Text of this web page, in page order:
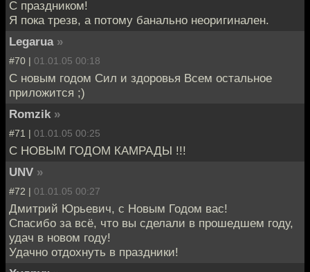
С праздником!
Я пока трезв, а потому банально неоригинален.
Legarua »
#70 | 01.01.05 00:18
С новым годом Сил и здоровья Всем остальное
приложится ;)
Romzik »
#71 | 01.01.05 00:25
С НОВЫМ ГОДОМ КАМРАДЫ !!!
UNV »
#72 | 01.01.05 00:27
Дмитрий Юрьевич, с Новым Годом вас!
Спасибо за всё, что вы сделали в прошедшем году,
удач в новом году!
Удачно отдохнуть в праздники!